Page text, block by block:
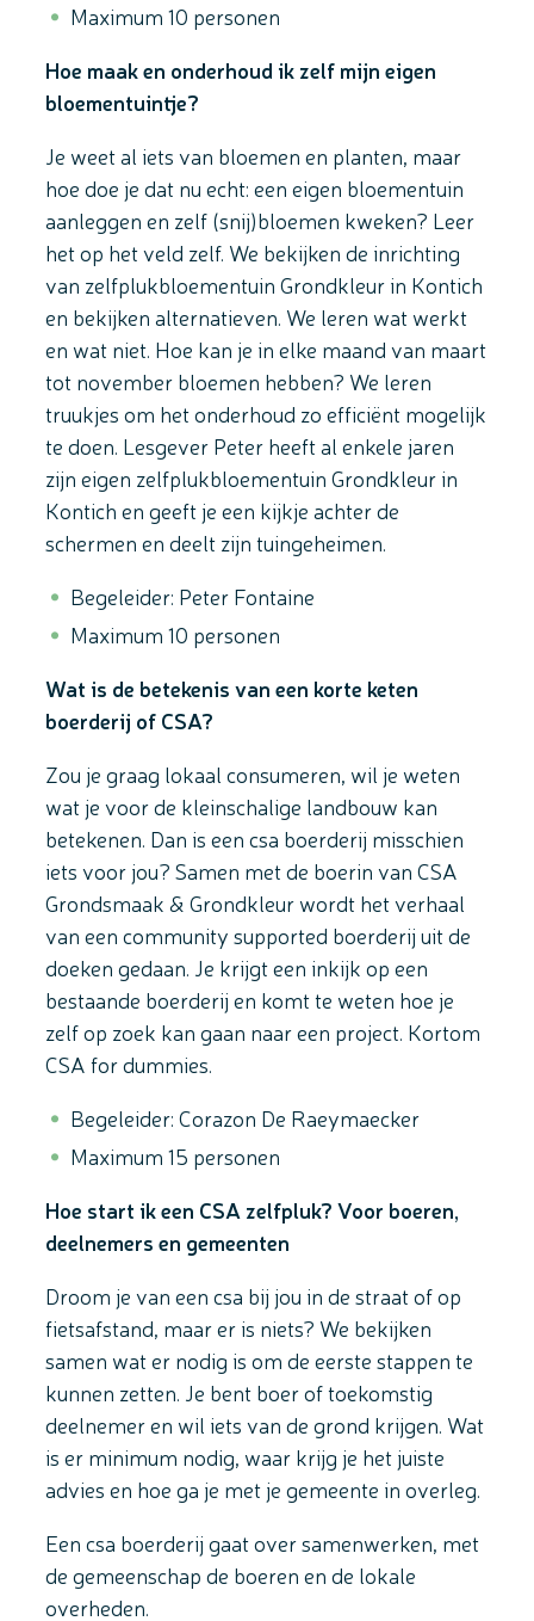
Maximum 10 personen
Hoe maak en onderhoud ik zelf mijn eigen
bloementuintje?
Je weet al iets van bloemen en planten, maar
hoe doe je dat nu echt: een eigen bloementuin
aanleggen en zelf (snij)bloemen kweken? Leer
het op het veld zelf. We bekijken de inrichting
van zelfplukbloementuin Grondkleur in Kontich
en bekijken alternatieven. We leren wat werkt
en wat niet. Hoe kan je in elke maand van maart
tot november bloemen hebben? We leren
truukjes om het onderhoud zo efficiënt mogelijk
te doen. Lesgever Peter heeft al enkele jaren
zijn eigen zelfplukbloementuin Grondkleur in
Kontich en geeft je een kijkje achter de
schermen en deelt zijn tuingeheimen.
Begeleider: Peter Fontaine
Maximum 10 personen
Wat is de betekenis van een korte keten
boerderij of CSA?
Zou je graag lokaal consumeren, wil je weten
wat je voor de kleinschalige landbouw kan
betekenen. Dan is een csa boerderij misschien
iets voor jou? Samen met de boerin van CSA
Grondsmaak & Grondkleur wordt het verhaal
van een community supported boerderij uit de
doeken gedaan. Je krijgt een inkijk op een
bestaande boerderij en komt te weten hoe je
zelf op zoek kan gaan naar een project. Kortom
CSA for dummies.
Begeleider: Corazon De Raeymaecker
Maximum 15 personen
Hoe start ik een CSA zelfpluk? Voor boeren,
deelnemers en gemeenten
Droom je van een csa bij jou in de straat of op
fietsafstand, maar er is niets? We bekijken
samen wat er nodig is om de eerste stappen te
kunnen zetten. Je bent boer of toekomstig
deelnemer en wil iets van de grond krijgen. Wat
is er minimum nodig, waar krijg je het juiste
advies en hoe ga je met je gemeente in overleg.
Een csa boerderij gaat over samenwerken, met
de gemeenschap de boeren en de lokale
overheden.